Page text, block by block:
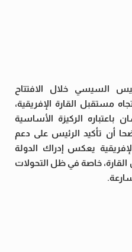
السيسي خلال الافتتاح
مستقبل القارة الإفريقية،
باعتباره الركيزة الأساسية
أن تأكيد الرئيس على دعم
يعكس إدراك الدولة
القارة، خاصة في ظل التحولات